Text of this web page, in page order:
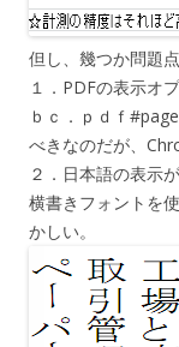
但し、幾つか問題
１．PDFの表示オ
ｂｃ．ｐｄｆ
べきなのだが、
２．日本語の表示
横書きフォントを
かしい。